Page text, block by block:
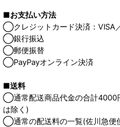
■お支払い方法
◯クレジットカード決済：VISA
◯銀行振込
◯郵便振替
◯PayPayオンライン決済
■送料
◯通常配送商品代金の合計4000
は除く)
◯通常の配送料の一覧(佐川急便